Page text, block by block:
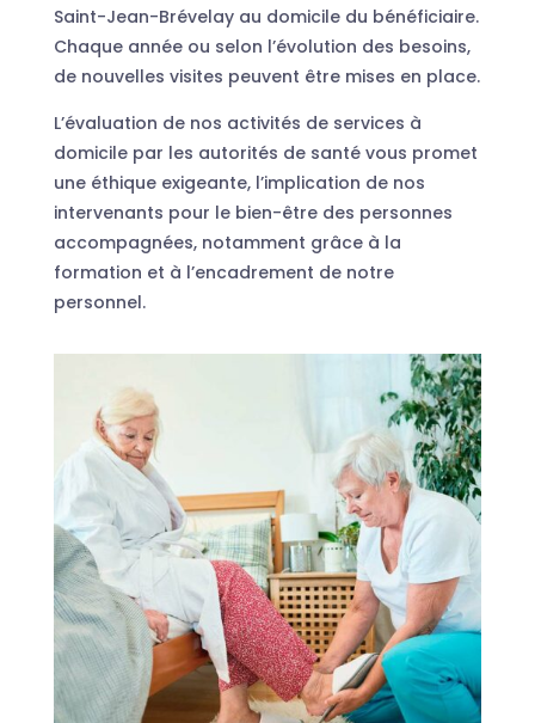
Saint-Jean-Brévelay au domicile du bénéficiaire.
Chaque année ou selon l’évolution des besoins,
de nouvelles visites peuvent être mises en place.
L’évaluation de nos activités de services à
domicile par les autorités de santé vous promet
une éthique exigeante, l’implication de nos
intervenants pour le bien-être des personnes
accompagnées, notamment grâce à la
formation et à l’encadrement de notre
personnel.